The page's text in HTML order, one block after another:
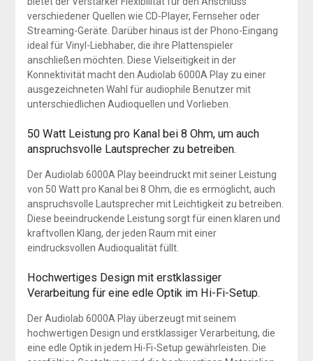
verschiedener Quellen wie CD-Player, Fernseher oder
Streaming-Geräte. Darüber hinaus ist der Phono-Eingang
ideal für Vinyl-Liebhaber, die ihre Plattenspieler
anschließen möchten. Diese Vielseitigkeit in der
Konnektivität macht den Audiolab 6000A Play zu einer
ausgezeichneten Wahl für audiophile Benutzer mit
unterschiedlichen Audioquellen und Vorlieben.
50 Watt Leistung pro Kanal bei 8 Ohm, um auch
anspruchsvolle Lautsprecher zu betreiben.
Der Audiolab 6000A Play beeindruckt mit seiner Leistung
von 50 Watt pro Kanal bei 8 Ohm, die es ermöglicht, auch
anspruchsvolle Lautsprecher mit Leichtigkeit zu betreiben.
Diese beeindruckende Leistung sorgt für einen klaren und
kraftvollen Klang, der jeden Raum mit einer
eindrucksvollen Audioqualität füllt.
Hochwertiges Design mit erstklassiger
Verarbeitung für eine edle Optik im Hi-Fi-Setup.
Der Audiolab 6000A Play überzeugt mit seinem
hochwertigen Design und erstklassiger Verarbeitung, die
eine edle Optik in jedem Hi-Fi-Setup gewährleisten. Die